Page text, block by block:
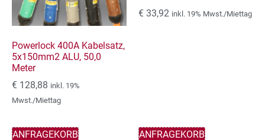
Powerlock 400A Kabelsatz,
5x150mm2 ALU, 50,0
Meter
€ 128,88 inkl. 19%
Mwst./Miettag
ANFRAGEKORB
€ 33,92 inkl. 19% Mwst./Miettag
ANFRAGEKORB